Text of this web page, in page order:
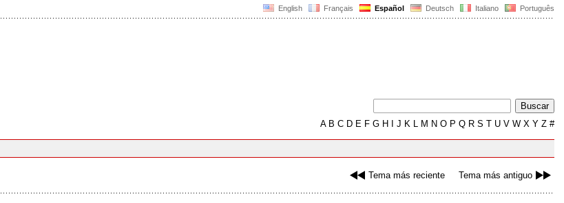
English Français Español Deutsch Italiano Português
AB C D E F G H J K L M N O P Q R S T U V W X Y Z #
Tema más reciente Tema más antiguo